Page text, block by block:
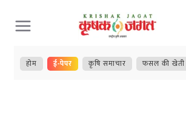
Skip
to
content
होम ई-पेपर कृषि समाचार फसल की खेती